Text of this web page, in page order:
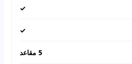
✓
✓
5 مقاعد